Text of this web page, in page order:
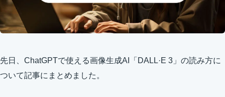
先日、ChatGPTで使える画像生成AI「DALL·E 3」の読み方に
ついて記事にまとめました。